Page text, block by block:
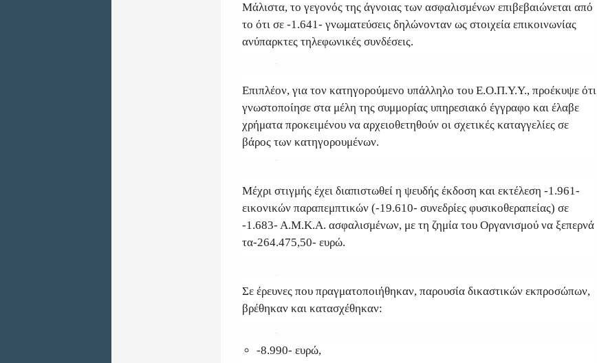
Μάλιστα, το γεγονός της άγνοιας των ασφαλισμένων επιβεβαιώνεται από
το ότι σε -1.641- γνωματεύσεις δηλώνονταν ως στοιχεία επικοινωνίας
ανύπαρκτες τηλεφωνικές συνδέσεις.
Επιπλέον, για τον κατηγορούμενο υπάλληλο του Ε.Ο.Π.Υ.Υ., προέκυψε ότι
γνωστοποίησε στα μέλη της συμμορίας υπηρεσιακό έγγραφο και έλαβε
χρήματα προκειμένου να αρχειοθετηθούν οι σχετικές καταγγελίες σε
βάρος των κατηγορουμένων.
Μέχρι στιγμής έχει διαπιστωθεί η ψευδής έκδοση και εκτέλεση -1.961-
εικονικών παραπεμπτικών (-19.610- συνεδρίες φυσικοθεραπείας) σε
-1.683- Α.Μ.Κ.Α. ασφαλισμένων, με τη ζημία του Οργανισμού να ξεπερνά
τα-264.475,50- ευρώ.
Σε έρευνες που πραγματοποιήθηκαν, παρουσία δικαστικών εκπροσώπων,
βρέθηκαν και κατασχέθηκαν:
-8.990- ευρώ,